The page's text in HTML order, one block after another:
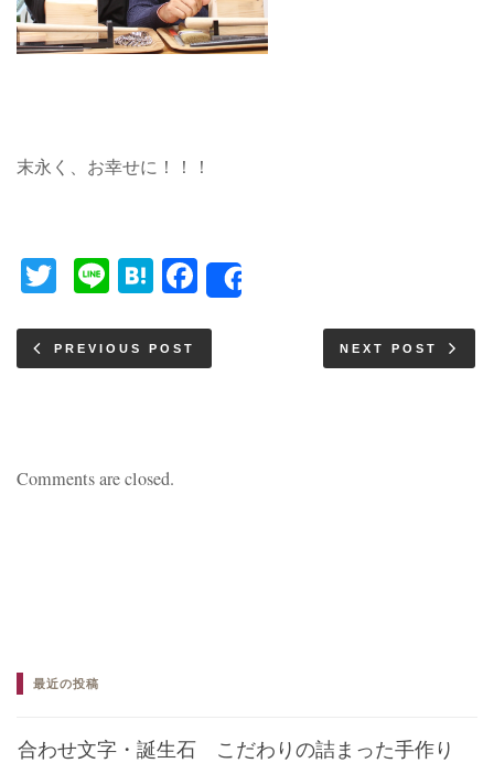
末永く、お幸せに！！！
Twitter
LineHatenaFacebook
PREVIOUS POST NEXT POST
Comments are closed.
最近の投稿
合わせ文字・誕生石 こだわりの詰まった手作り